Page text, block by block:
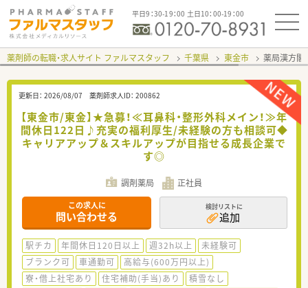
平日9：30-19：00 土日10：00-19：00
薬剤師の転職・求人サイト ファルマスタッフ 千葉県 東金市 薬局漢方
更新日： 2026/08/07 薬剤師求人ID： 200862
【東金市/東金】★急募！≪耳鼻科・整形外科メイン！≫年
間休日122日♪充実の福利厚生/未経験の方も相談可◆
キャリアアップ＆スキルアップが目指せる成長企業で
す◎
調剤薬局 正社員
この求人に
問い合わせる
検討リストに
追加
駅チカ 年間休日120日以上 週32h以上
未経験可
ブランク可
車通勤可
高給与(600万円以上)
寮・借上社宅あり
住宅補助(手当)あり
積雪なし